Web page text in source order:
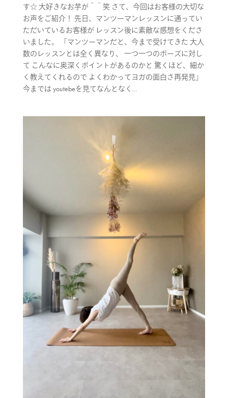
す☆ 大好きなお芋が＾＾笑 さて、今回はお客様の大切な
お声をご紹介！ 先日、マンツーマンレッスンに通ってい
ただいているお客様が レッスン後に素敵な感想をくださ
いました。 「マンツーマンだと、今まで受けてきた 大人
数のレッスンとは全く異なり、 一つ一つのポーズに対し
て こんなに奥深くポイントがあるのかと 驚くほど、細か
く教えてくれるので よくわかってヨガの面白さ再発見」
今までは youtebeを見てなんとなく...